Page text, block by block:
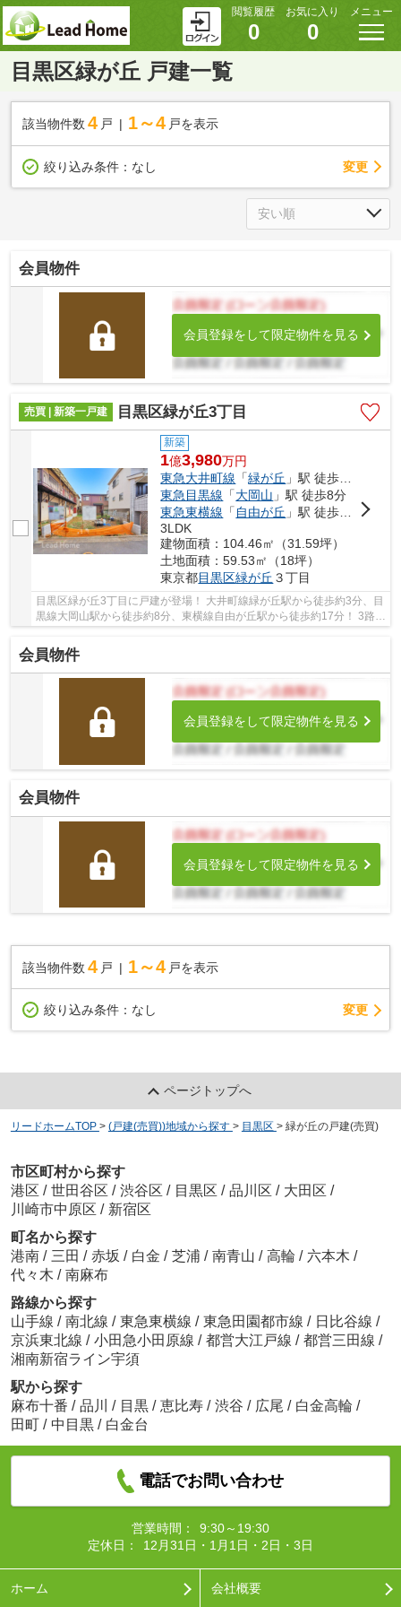
閲覧履歴
0
お気に入り
0
メニュー
目黒区緑が丘 戸建一覧
該当物件数 4 戸 1～4 戸を表示
絞り込み条件： なし 変更
会員物件
会員登録をして限定物件を見る
売買 | 新築一戸建 目黒区緑が丘3丁目
新築
1億3,980万円
東急大井町線 「緑が丘 」駅 徒歩3分
東急目黒線 「大岡山 」駅 徒歩8分
東急東横線 「 自由が丘 」駅 徒歩17分
3LDK
建物面積：104.46㎡（31.59坪）
土地面積：59.53㎡（18坪）
東京都目黒区緑が丘 ３丁目
目黒区緑が丘3丁目に戸建が登場！ 大井町線緑が丘駅から徒歩約3分、目
黒線大岡山駅から徒歩約8分、東横線自由が丘駅から徒歩約17分！ 3路線
会員物件
会員登録をして限定物件を見る
会員物件
会員登録をして限定物件を見る
該当物件数 4 戸 1～4 戸を表示
絞り込み条件： なし 変更
ページトップへ
リードホームTOP > (戸建(売買))地域から探す > 目黒区 > 緑が丘の戸建(売買)
市区町村から探す
港区 / 世田谷区 / 渋谷区 / 目黒区 / 品川区 / 大田区 /
川崎市中原区 / 新宿区
町名から探す
港南 / 三田 / 赤坂 / 白金 / 芝浦 / 南青山 / 高輪 / 六本木 /
代々木 / 南麻布
路線から探す
山手線 / 南北線 / 東急東横線 / 東急田園都市線 / 日比谷線 /
京浜東北線 / 小田急小田原線 / 都営大江戸線 / 都営三田線 /
湘南新宿ライン宇須
駅から探す
麻布十番 / 品川 / 目黒 / 恵比寿 / 渋谷 / 広尾 / 白金高輪 /
田町 / 中目黒 / 白金台
電話でお問い合わせ
営業時間：
9:30～19:30
定休日：
12月31日・1月1日・2日・3日
ホーム 会社概要